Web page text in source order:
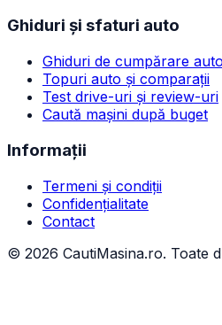
Ghiduri și sfaturi auto
Ghiduri de cumpărare auto
Topuri auto și comparații
Test drive-uri și review-uri
Caută mașini după buget
Informații
Termeni și condiții
Confidențialitate
Contact
© 2026 CautiMasina.ro. Toate